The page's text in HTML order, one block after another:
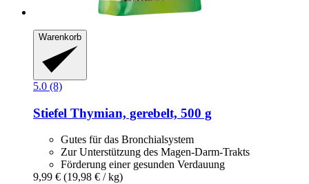
Warenkorb
5.0 (8)
Stiefel Thymian, gerebelt, 500 g
Gutes für das Bronchialsystem
Zur Unterstützung des Magen-Darm-Trakts
Förderung einer gesunden Verdauung
9,99 € (19,98 € / kg)